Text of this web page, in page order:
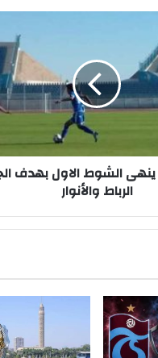
الشوط الاول بهدف
الرباط والأنوار